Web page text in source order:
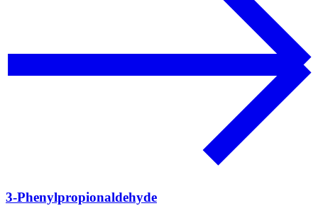
3-Phenylpropionaldehyde